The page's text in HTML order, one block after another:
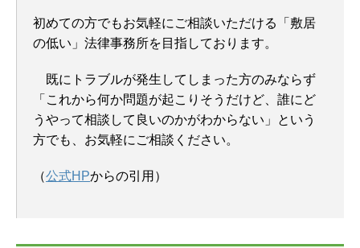
初めての方でもお気軽にご相談いただける「敷居
の低い」法律事務所を目指しております。
既にトラブルが発生してしまった方のみならず
「これから何か問題が起こりそうだけど、誰にど
うやって相談して良いのかがわからない」という
方でも、お気軽にご相談ください。
（公式HPからの引用）